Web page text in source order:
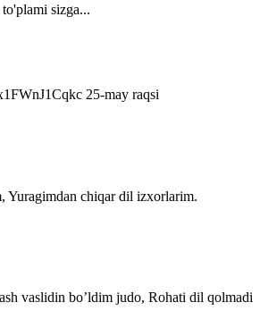
sizga...
25-may raqsi
Yuragimdan chiqar dil izxorlarim.
vaslidin bo’ldim judo, Rohati dil qolmadi